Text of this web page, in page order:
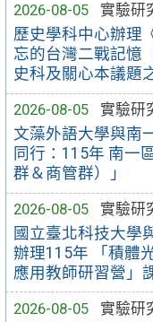
2026-08-05
實驗研
歷史學科中心辦理
忘的台灣二戰記憶
史科及關心本議題
2026-08-05
實驗研
文藻外語大學與南
同行：115年 南一
群＆商管群）」
2026-08-05
實驗研
國立臺北科技大學
辦理115年 「積體
應用教師研習營」
2026-08-05
實驗研